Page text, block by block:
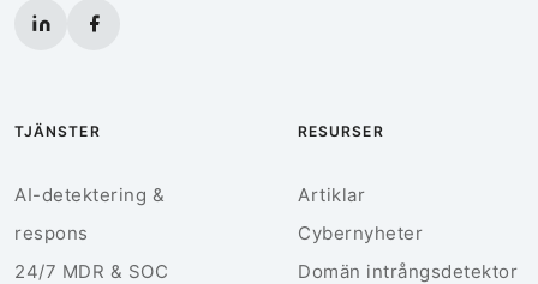
TJÄNSTER
AI-detektering &
respons
24/7 MDR & SOC
RESURSER
Artiklar
Cybernyheter
Domän intrångsdetektor